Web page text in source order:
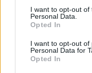
I want to opt-out of
Personal Data.
Opted In
I want to opt-out of
Personal Data for
Opted In
ikiteisminis
nustatyti.
Alytus negyvas mirė